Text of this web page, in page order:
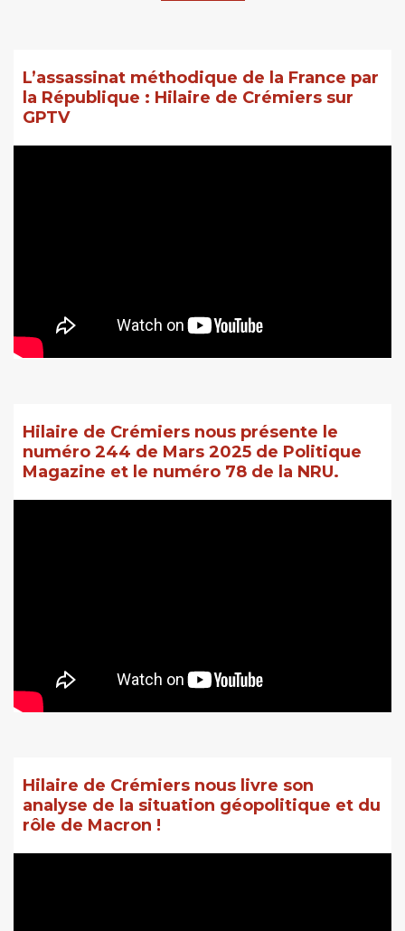
L’assassinat méthodique de la France par
la République : Hilaire de Crémiers sur
GPTV
Hilaire de Crémiers nous présente le
numéro 244 de Mars 2025 de Politique
Magazine et le numéro 78 de la NRU.
Hilaire de Crémiers nous livre son
analyse de la situation géopolitique et du
rôle de Macron !